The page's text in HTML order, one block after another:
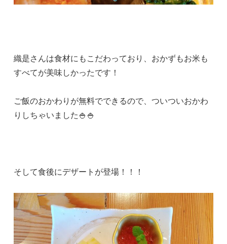
織是さんは食材にもこだわっており、おかずもお米も
すべてが美味しかったです！
ご飯のおかわりが無料でできるので、ついついおかわ
りしちゃいました🍚🍚
そして食後にデザートが登場！！！